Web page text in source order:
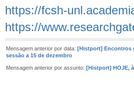
https://fcsh-
https://
Mensagem anterior por data: [Histport] Encontros
sessão a 15 de dezembro
Mensagem anterior por assunto: [Histport] HOJE,